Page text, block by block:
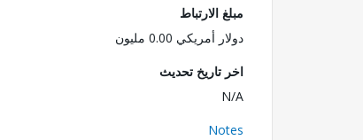
مبلغ الارتباط
دولار أمريكي 0.00 مليون
اخر تاريخ تحديث
N/A
Notes